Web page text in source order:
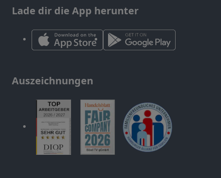
Lade dir die App herunter
Auszeichnungen